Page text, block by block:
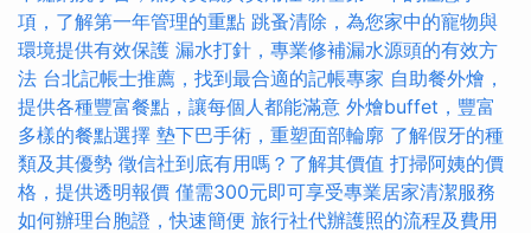
項，了解第一年管理的重點 跳蚤清除，為您家中的寵物與
環境提供有效保護 漏水打針，專業修補漏水源頭的有效方
法 台北記帳士推薦，找到最合適的記帳專家 自助餐外燴，
提供各種豐富餐點，讓每個人都能滿意 外燴buffet，豐富
多樣的餐點選擇 墊下巴手術，重塑面部輪廓 了解假牙的種
類及其優勢 徵信社到底有用嗎？了解其價值 打掃阿姨的價
格，提供透明報價 僅需300元即可享受專業居家清潔服務
如何辦理台胞證，快速簡便 旅行社代辦護照的流程及費用